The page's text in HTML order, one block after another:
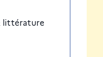
littérature